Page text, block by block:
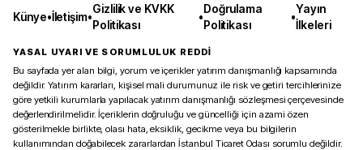
Künye•İletişim•
Gizlilik ve KVKK
Politikası
•
Doğrulama
Politikası
•
Yayın
İlkeleri
YASAL UYARI VE SORUMLULUK REDDİ
Bu sayfada yer alan bilgi, yorum ve içerikler yatırım danışmanlığı kapsamında
değildir. Yatırım kararları, kişisel mali durumunuz ile risk ve getiri tercihlerinize
göre yetkili kurumlarla yapılacak yatırım danışmanlığı sözleşmesi çerçevesinde
değerlendirilmelidir. İçeriklerin doğruluğu ve güncelliği için azami özen
gösterilmekle birlikte, olası hata, eksiklik, gecikme veya bu bilgilerin
kullanımından doğabilecek zararlardan İstanbul Ticaret Odası sorumlu değildir.